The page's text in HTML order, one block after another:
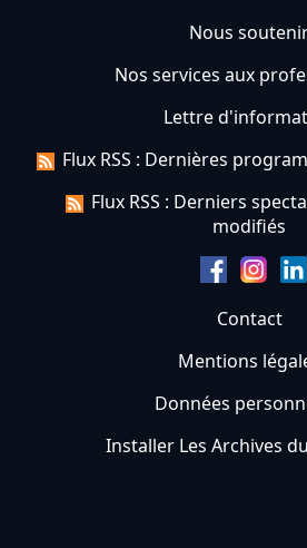
Nous
Nos services aux
Lettre
Flux RSS : Dernières
Flux RSS : Derniers
modifiés
Contact
Mentions
Données
Installer Les Archives